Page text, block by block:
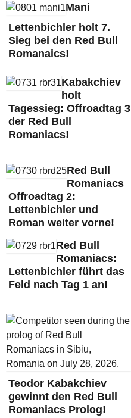
Mani
Lettenbichler holt 7.
Sieg bei den Red Bull
Romanaics!
Kabakchiev
holt
Tagessieg: Offroadtag 3
der Red Bull
Romaniacs!
Red Bull
Romaniacs
Offroadtag 2:
Lettenbichler und
Roman weiter vorne!
Red Bull
Romaniacs:
Lettenbichler führt das
Feld nach Tag 1 an!
Teodor Kabakchiev
gewinnt den Red Bull
Romaniacs Prolog!